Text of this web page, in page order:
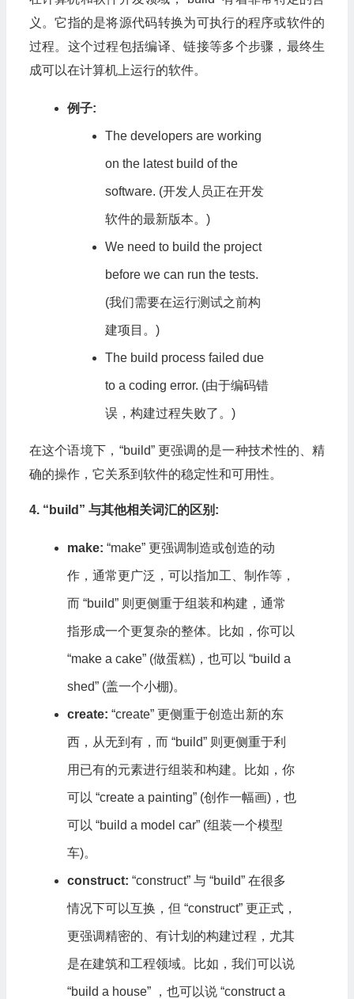
义。它指的是将源代码转换为可执行的程序或软件的
过程。这个过程包括编译、链接等多个步骤，最终生
成可以在计算机上运行的软件。
例子:
The developers are working
on the latest build of the
software. (开发人员正在开发
软件的最新版本。)
We need to build the project
before we can run the tests.
(我们需要在运行测试之前构
建项目。)
The build process failed due
to a coding error. (由于编码错
误，构建过程失败了。)
在这个语境下，“build” 更强调的是一种技术性的、精
确的操作，它关系到软件的稳定性和可用性。
4. “build” 与其他相关词汇的区别:
make: “make” 更强调制造或创造的动
作，通常更广泛，可以指加工、制作等，
而 “build” 则更侧重于组装和构建，通常
指形成一个更复杂的整体。比如，你可以
“make a cake” (做蛋糕)，也可以 “build a
shed” (盖一个小棚)。
create: “create” 更侧重于创造出新的东
西，从无到有，而 “build” 则更侧重于利
用已有的元素进行组装和构建。比如，你
可以 “create a painting” (创作一幅画)，也
可以 “build a model car” (组装一个模型
车)。
construct: “construct” 与 “build” 在很多
情况下可以互换，但 “construct” 更正式，
更强调精密的、有计划的构建过程，尤其
是在建筑和工程领域。比如，我们可以说
“build a house” ，也可以说 “construct a